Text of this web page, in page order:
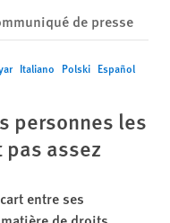
de presse
Italiano Polski Español
personnes les
assez
entre ses